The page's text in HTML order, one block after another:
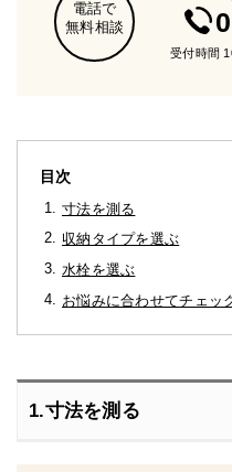
電話で
無料相談
受付時間
目次
寸法を測る
収納タイプを選ぶ
水栓を選ぶ
お悩みに合わせてチェッ
1.寸法を測る